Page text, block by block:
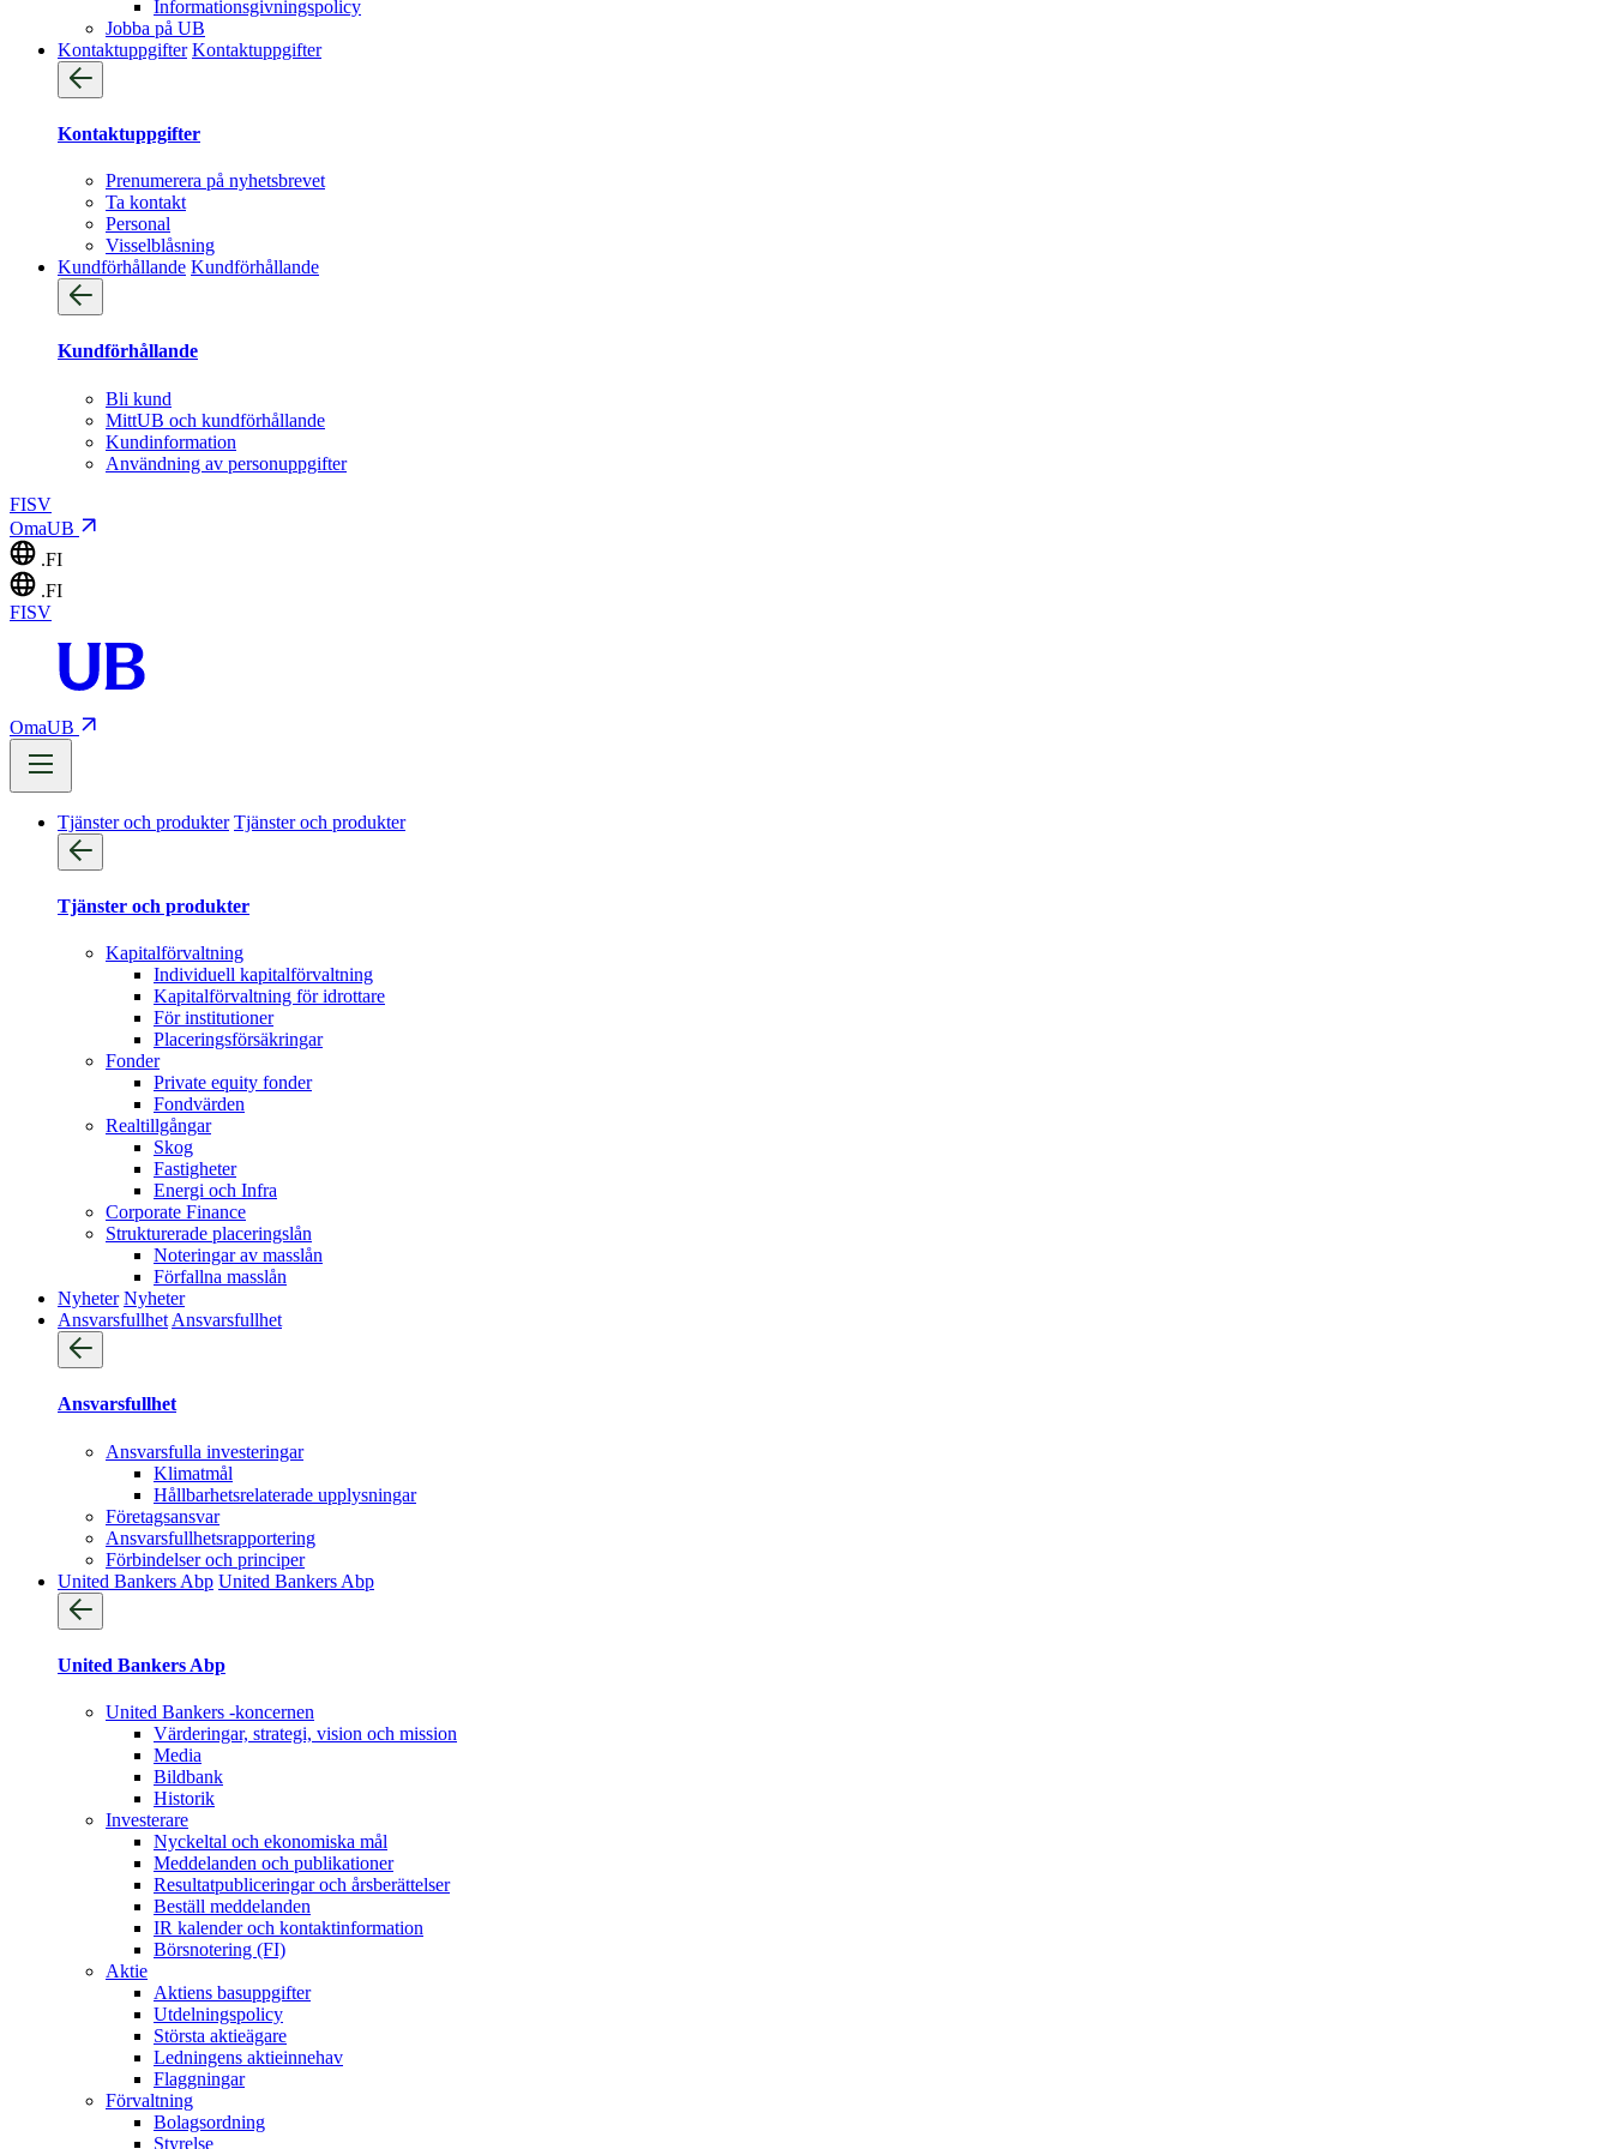
Informationsgivningspolicy
Jobba på UB
Kontaktuppgifter Kontaktuppgifter
Kontaktuppgifter
Prenumerera på nyhetsbrevet
Ta kontakt
Personal
Visselblåsning
Kundförhållande Kundförhållande
Kundförhållande
Bli kund
MittUB och kundförhållande
Kundinformation
Användning av personuppgifter
FISV
OmaUB
.FI
.FI
FISV
OmaUB
Tjänster och produkter Tjänster och produkter
Tjänster och produkter
Kapitalförvaltning
Individuell kapitalförvaltning
Kapitalförvaltning för idrottare
För institutioner
Placeringsförsäkringar
Fonder
Private equity fonder
Fondvärden
Realtillgångar
Skog
Fastigheter
Energi och Infra
Corporate Finance
Strukturerade placeringslån
Noteringar av masslån
Förfallna masslån
Nyheter Nyheter
Ansvarsfullhet Ansvarsfullhet
Ansvarsfullhet
Ansvarsfulla investeringar
Klimatmål
Hållbarhetsrelaterade upplysningar
Företagsansvar
Ansvarsfullhets­rapportering
Förbindelser och principer
United Bankers Abp United Bankers Abp
United Bankers Abp
United Bankers -koncernen
Värderingar, strategi, vision och mission
Media
Bildbank
Historik
Investerare
Nyckeltal och ekonomiska mål
Meddelanden och publikationer
Resultatpubliceringar och årsberättelser
Beställ meddelanden
IR kalender och kontaktinformation
Börsnotering (FI)
Aktie
Aktiens basuppgifter
Utdelningspolicy
Största aktieägare
Ledningens aktieinnehav
Flaggningar
Förvaltning
Bolagsordning
Styrelse